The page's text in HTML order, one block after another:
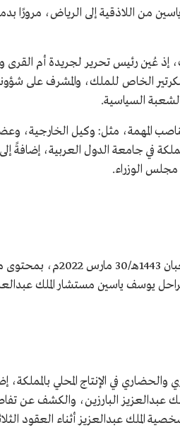
من اللاذقية إلى الرياض، مرورًا
العديد من المناصب، إذ عُين رئيس تحرير لجريدة
الخاص للملك، والمشرف على
السياسية.
المهمة، مثل: وكيل الخارجية،
في جامعة الدول العربية، إضافةً
الوزراء.
بدأ عرض الفيلم الوثائقي "نورس العرب"
في الإنتاج المحلي بالمملكة،
عبدالعزيز البارزين، والكشف عن
الملك عبدالعزيز أثناء العقود